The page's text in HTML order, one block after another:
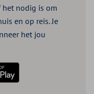
nodig is om
en op reis. Je
het jou
Play Store